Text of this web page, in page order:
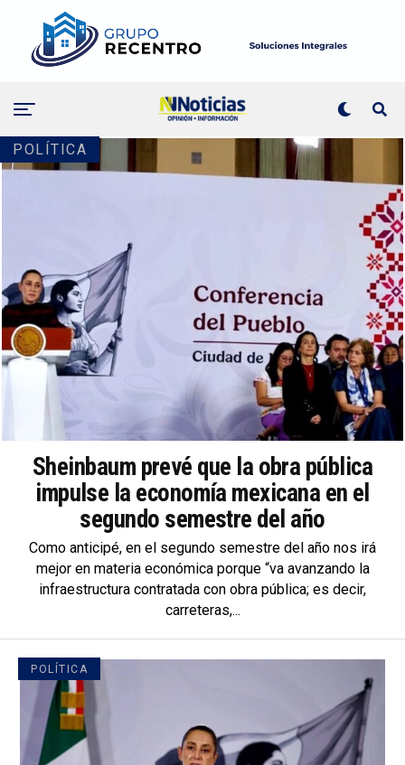
POLÍTICA
Sheinbaum prevé que la obra pública
impulse la economía mexicana en el
segundo semestre del año
Como anticipé, en el segundo semestre del año nos irá
mejor en materia económica porque “va avanzando la
infraestructura contratada con obra pública; es decir,
carreteras,...
POLÍTICA